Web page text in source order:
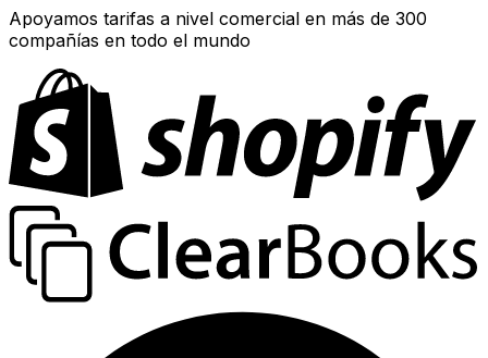
Apoyamos tarifas a nivel comercial en más de 300
compañías en todo el mundo